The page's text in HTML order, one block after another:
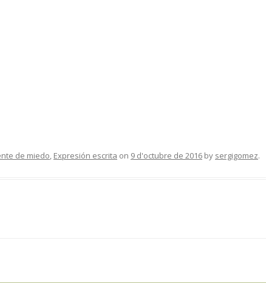
de miedo, Expresión escrita on 9 d'octubre de 2016 by sergigomez.